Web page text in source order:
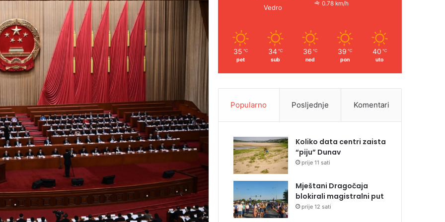
Vedro
0.78 km/h
35 ℃
pet
34 ℃
sub
36 ℃
ned
39 ℃
pon
40 ℃
uto
Popularno Posljednje Komentari
Koliko data centri zaista
“piju” Dunav
prije 11 sati
Mještani Dragočaja
blokirali magistralni put
prije 12 sati